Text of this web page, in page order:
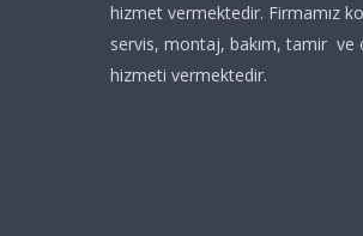
hizmet vermektedir. Firmamız
servis, montaj, bakım, tamir ve
hizmeti vermektedir.